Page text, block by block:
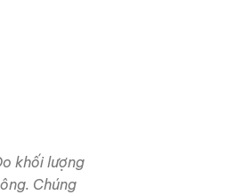
khối lượng
Chúng